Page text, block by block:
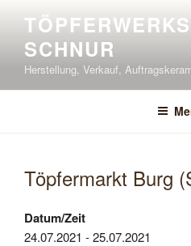
springenSCHNUR
Herstellung, Verkauf,
Töpfermarkt Burg
Datum/Zeit
24.07.2021 - 25.07.2021